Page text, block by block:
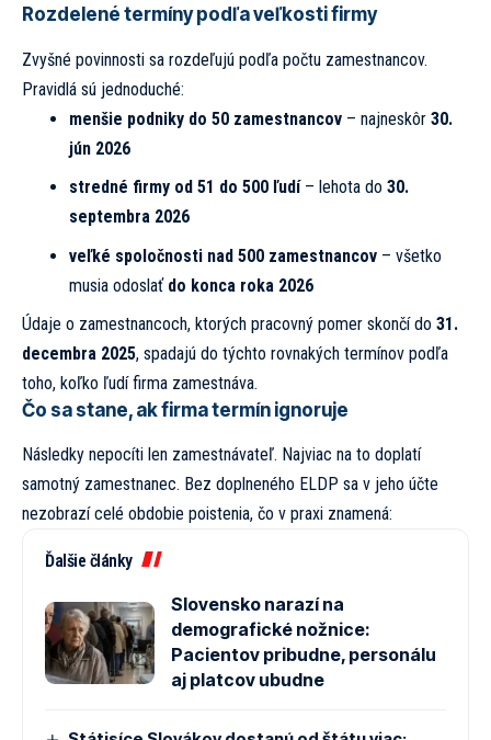
Rozdelené termíny podľa veľkosti firmy
Zvyšné povinnosti sa rozdeľujú podľa počtu zamestnancov.
Pravidlá sú jednoduché:
menšie podniky do 50 zamestnancov– najneskôr 30.
jún 2026
stredné firmy od 51 do 500 ľudí– lehota do 30.
septembra 2026
veľké spoločnosti nad 500 zamestnancov– všetko
musia odoslať do konca roka 2026
Údaje o zamestnancoch, ktorých pracovný pomer skončí do 31.
decembra 2025, spadajú do týchto rovnakých termínov podľa
toho, koľko ľudí firma zamestnáva.
Čo sa stane, ak firma termín ignoruje
Následky nepocíti len zamestnávateľ. Najviac na to doplatí
samotný zamestnanec. Bez doplneného ELDP sa v jeho účte
nezobrazí celé obdobie poistenia, čo v praxi znamená:
Ďalšie články
Slovensko narazí na
demografické nožnice:
Pacientov pribudne, personálu
aj platcov ubudne